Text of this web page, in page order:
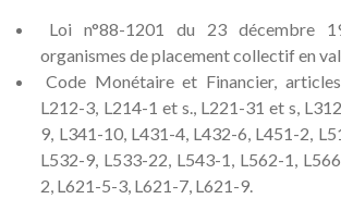
Loi n°88-1201 du 23 décembre
organismes de placement collectif en
Code Monétaire et Financier,
L212-3, L214-1 et s., L221-31 et s,
9, L341-10, L431-4, L432-6, L451-2,
L532-9, L533-22, L543-1, L562-1,
2, L621-5-3, L621-7, L621-9.